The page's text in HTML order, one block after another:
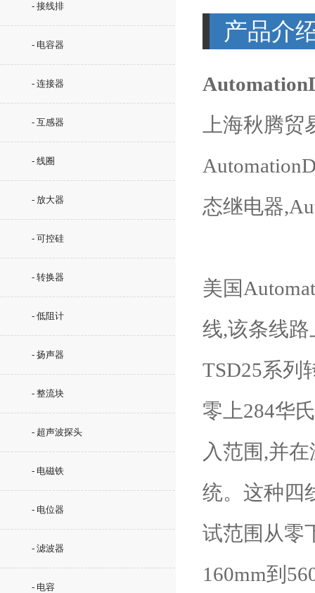
- 接线排
- 电容器
- 连接器
- 互感器
- 线圈
- 放大器
- 可控硅
- 转换器
- 低阻计
- 扬声器
- 整流块
- 超声波探头
- 电磁铁
- 电位器
- 滤波器
- 电容
产品介
上海秋腾
态继电器
美国
线,该条线
TSD25系列
零上284华
入范围,并
统。这种四
试范围从零
160mm到